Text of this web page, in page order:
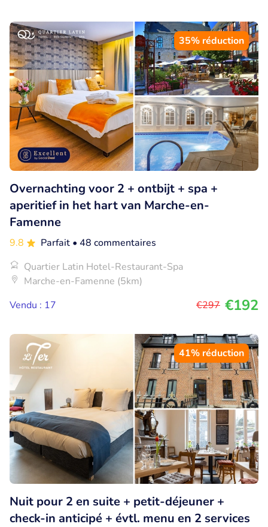
35% réduction
Overnachting voor 2 + ontbijt + spa +
aperitief in het hart van Marche-en-
Famenne
9.8 Parfait • 48 commentaires
Quartier Latin Hotel-Restaurant-Spa
Marche-en-Famenne (5km)
Vendu : 17
€297 €192
41% réduction
Nuit pour 2 en suite + petit-déjeuner +
check-in anticipé + évtl. menu en 2 services